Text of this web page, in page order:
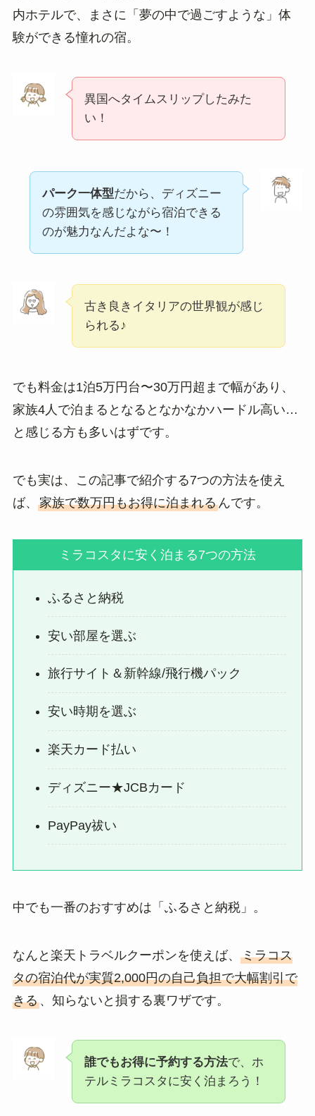
内ホテルで、まさに「夢の中で過ごすような」体
験ができる憧れの宿。
異国へタイムスリップしたみた
い！
パーク一体型だから、ディズニー
の雰囲気を感じながら宿泊できる
のが魅力なんだよな〜！
古き良きイタリアの世界観が感じ
られる♪
でも料金は1泊5万円台〜30万円超まで幅があり、
家族4人で泊まるとなるとなかなかハードル高い…
と感じる方も多いはずです。
でも実は、この記事で紹介する7つの方法を使え
ば、 家族で数万円もお得に泊まれるんです。
ミラコスタに安く泊まる7つの方法
ふるさと納税
安い部屋を選ぶ
旅行サイト＆新幹線/飛行機パック
安い時期を選ぶ
楽天カード払い
ディズニー★JCBカード
PayPay祓い
中でも一番のおすすめは「ふるさと納税」。
なんと楽天トラベルクーポンを使えば、 ミラコス
タの宿泊代が実質2,000円の自己負担で大幅割引で
きる、知らないと損する裏ワザです。
誰でもお得に予約する方法で、ホ
テルミラコスタに安く泊まろう！